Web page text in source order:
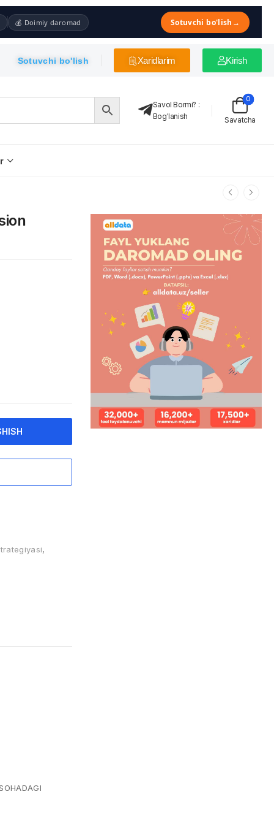
💰 Doimiy daromad Sotuvchi bo'lish →
Sotuvchi bo'lish Xaridlarim Kirish
Savol Bormi? :
Bog'lanish
Savatcha
0
,